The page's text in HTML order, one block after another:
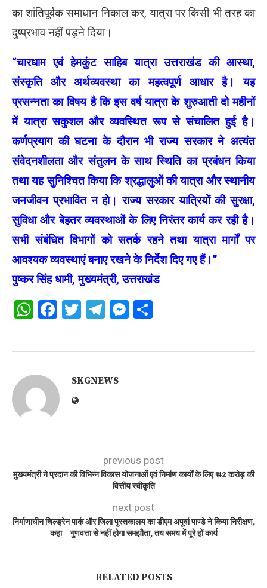
का शांतिपूर्वक समाधान निकाल कर, यात्रा पर किसी भी तरह का
दुष्प्रभाव नहीं पड़ने दिया।
“चारधाम एवं हेमकुंट साहिब यात्रा उत्तराखंड की आस्था,
संस्कृति और अर्थव्यवस्था का महत्वपूर्ण आधार है। यह
प्रसन्नता का विषय है कि इस वर्ष यात्रा के शुरुआती दो महीनों
में यात्रा सकुशल और व्यवस्थित रूप से संचालित हुई है।
कर्णप्रयाग की घटना के दौरान भी राज्य सरकार ने अत्यंत
संवेदनशीलता और संतुलन के साथ स्थिति का प्रबंधन किया
तथा यह सुनिश्चित किया कि श्रद्धालुओं की यात्रा और स्थानीय
जनजीवन प्रभावित न हो। राज्य सरकार यात्रियों की सुरक्षा,
सुविधा और बेहतर व्यवस्थाओं के लिए निरंतर कार्य कर रही है।
सभी संबंधित विभागों को सतर्क रहने तथा यात्रा मार्गों पर
आवश्यक व्यवस्थाएं बनाए रखने के निर्देश दिए गए हैं।”
पुष्कर सिंह धामी, मुख्यमंत्री, उत्तराखंड
WhatsApp
Facebook
Twitter
Telegram
Messenger
SKGNEWS
previous post
मुख्यमंत्री ने प्रदान की विभिन्न विकास योजनाओं एवं निर्माण कार्यों के लिए ₹ 42 करोड़ की
वित्तीय स्वीकृति
next post
निर्माणाधीन चिल्ड्रेन पार्क और जिला पुस्तकालय का डीएम अपूर्वा पाण्डे ने किया निरीक्षण,
कहा – गुणवत्ता से नहीं होगा समझौता, तय समय में पूरे हों कार्य
RELATED POSTS